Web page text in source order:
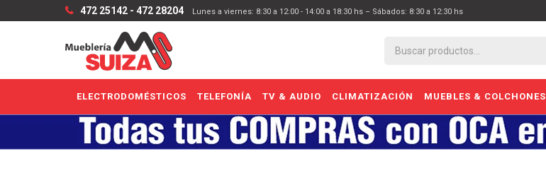
ELECTRODOMÉSTICOS TELEFONÍA TV & AUDIO CLIMATIZACIÓN MUEBLES & COLCHONES
472 25142 - 472 28204 Lunes a viernes: 8:30 a 12:00 - 14:00 a 18:30 hs – Sábados: 8:30 a 12:30 hs